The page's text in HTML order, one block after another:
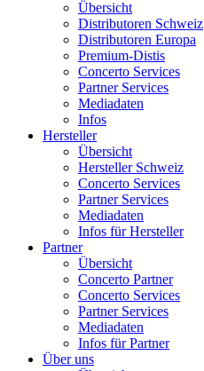
Übersicht
Distributoren Schweiz
Distributoren Europa
Premium-Distis
Concerto Services
Partner Services
Mediadaten
Infos
Hersteller
Übersicht
Hersteller Schweiz
Concerto Services
Partner Services
Mediadaten
Infos für Hersteller
Partner
Übersicht
Concerto Partner
Concerto Services
Partner Services
Mediadaten
Infos für Partner
Über uns